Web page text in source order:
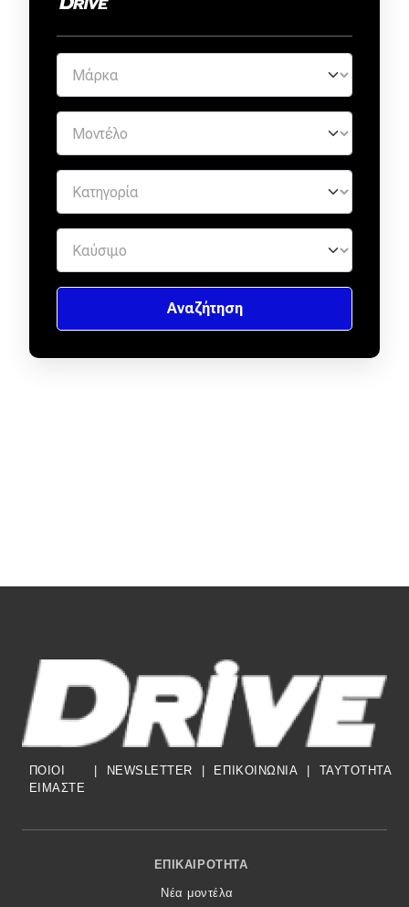
ΠΟΙΟΙ
ΕΙΜΑΣΤΕ
| NEWSLETTER | ΕΠΙΚΟΙΝΩΝΙΑ | TAYTOTHTA
Footer Menu
ΕΠΙΚΑΙΡΌΤΗΤΑ
Νέα μοντέλα